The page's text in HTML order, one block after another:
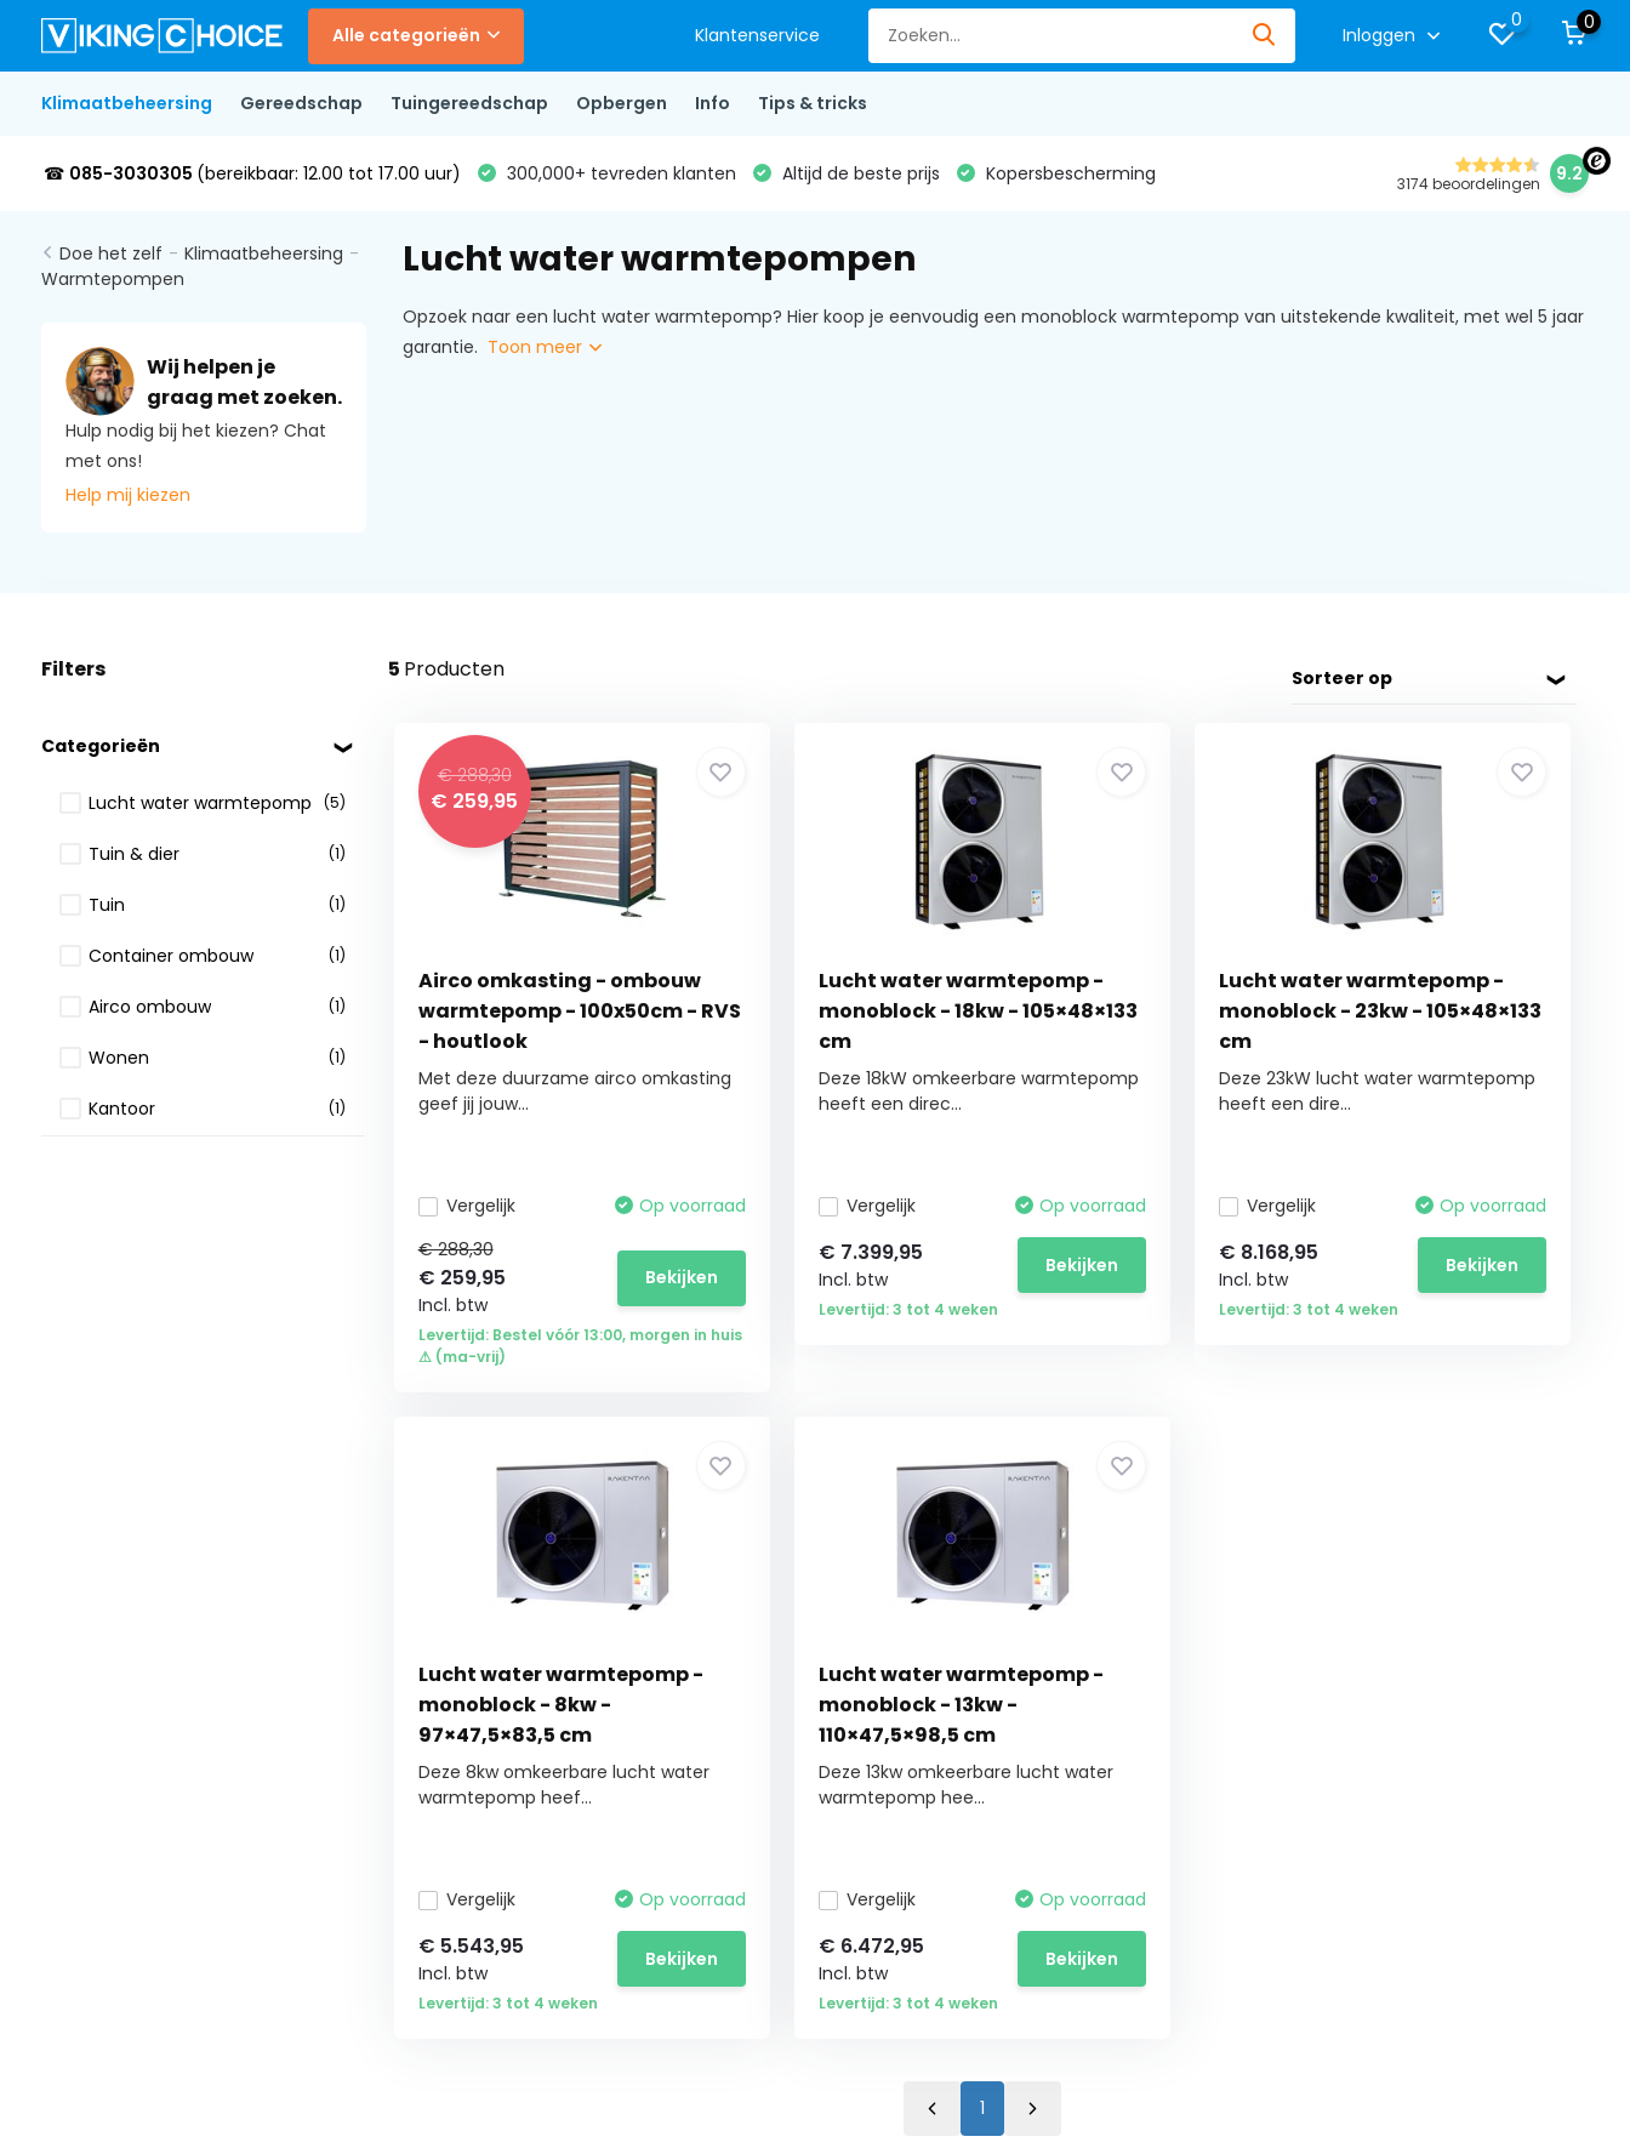
Alle categorieën Klantenservice Inloggen
0 0
Klimaatbeheersing Gereedschap Tuingereedschap Opbergen Info Tips & tricks
☎ 085-3030305 (bereikbaar: 12.00 tot 17.00 uur) 300,000+ tevreden klanten Altijd de beste prijs Kopersbescherming 3174 beoordelingen 9.2
Doe het zelf - Klimaatbeheersing -
Warmtepompen
Wij helpen je
graag met zoeken.
Hulp nodig bij het kiezen? Chat
met ons!
Help mij kiezen
Lucht water warmtepompen
Opzoek naar een lucht water warmtepomp? Hier koop je eenvoudig een monoblock warmtepomp van uitstekende kwaliteit, met wel 5 jaar
garantie. Toon meer
Filters
Categorieën
Lucht water warmtepomp (5)
Tuin & dier (1)
Tuin (1)
Container ombouw (1)
Airco ombouw (1)
Wonen (1)
Kantoor (1)
5 Producten Sorteer op
€ 288,30
€ 259,95
Airco omkasting - ombouw
warmtepomp - 100x50cm - RVS
- houtlook
Met deze duurzame airco omkasting
geef jij jouw...
Vergelijk
Op voorraad
€ 288,30
€ 259,95
Incl. btw
Bekijken
Levertijd: Bestel vóór 13:00, morgen in huis
⚠ (ma-vrij)
Lucht water warmtepomp -
monoblock - 18kw - 105×48×133
cm
Deze 18kW omkeerbare warmtepomp
heeft een direc...
Vergelijk Op voorraad
€ 7.399,95
Incl. btw
Bekijken
Levertijd: 3 tot 4 weken
Lucht water warmtepomp -
monoblock - 23kw - 105×48×133
cm
Deze 23kW lucht water warmtepomp
heeft een dire...
Vergelijk Op voorraad
€ 8.168,95
Incl. btw
Bekijken
Levertijd: 3 tot 4 weken
Lucht water warmtepomp -
monoblock - 8kw -
97×47,5×83,5 cm
Deze 8kw omkeerbare lucht water
warmtepomp heef...
Vergelijk Op voorraad
€ 5.543,95
Incl. btw
Bekijken
Levertijd: 3 tot 4 weken
Lucht water warmtepomp -
monoblock - 13kw -
110×47,5×98,5 cm
Deze 13kw omkeerbare lucht water
warmtepomp hee...
Vergelijk Op voorraad
€ 6.472,95
Incl. btw
Bekijken
Levertijd: 3 tot 4 weken
1